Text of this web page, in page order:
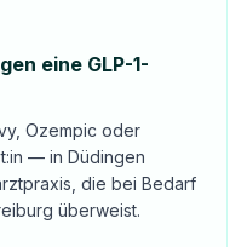
eine GLP-1-
Ozempic oder
— in Düdingen
die bei Bedarf
überweist.